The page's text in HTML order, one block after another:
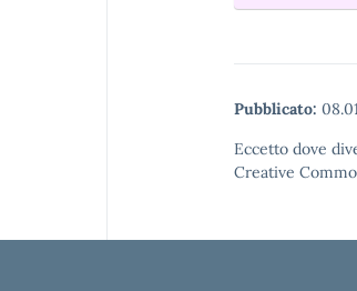
Pubblicato:
Eccetto dove
Creative